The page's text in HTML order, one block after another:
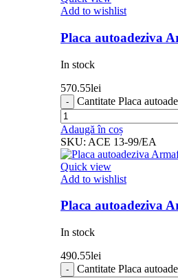
Add to wishlist
Placa autoadeziva
In stock
570.55lei
Cantitate Placa
Adaugă în coș
SKU: ACE 13-99/EA
Quick view
Add to wishlist
Placa autoadeziva
In stock
490.55lei
Cantitate Placa